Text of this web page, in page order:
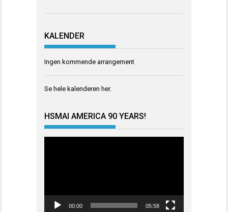
KALENDER
Ingen kommende arrangement
Se hele kalenderen her.
HSMAI AMERICA 90 YEARS!
00:00 05:58